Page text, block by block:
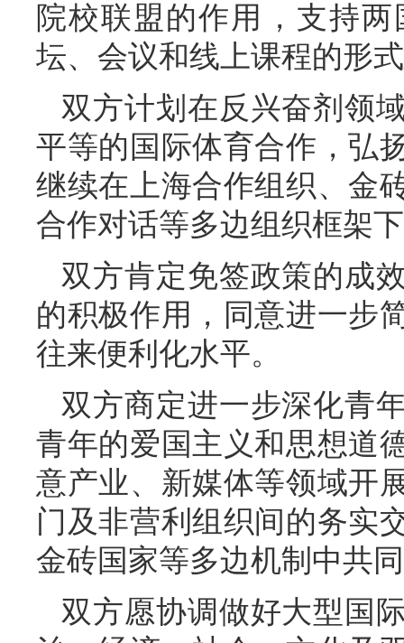
院校联盟的作用，支持
坛、会议和线上课程的形
双方计划在反兴奋剂领
平等的国际体育合作，弘
继续在上海合作组织、金
合作对话等多边组织框架
双方肯定免签政策的成
的积极作用，同意进一步
往来便利化水平。
双方商定进一步深化青
青年的爱国主义和思想道
意产业、新媒体等领域开
门及非营利组织间的务实
金砖国家等多边机制中共
双方愿协调做好大型国